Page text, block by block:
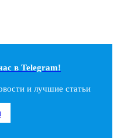
в Telegram!
и лучшие статьи